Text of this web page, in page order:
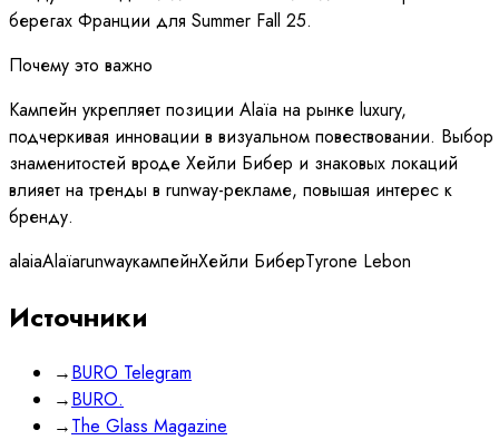
берегах Франции для Summer Fall 25.
Почему это важно
Кампейн укрепляет позиции Alaïa на рынке luxury,
подчеркивая инновации в визуальном повествовании. Выбор
знаменитостей вроде Хейли Бибер и знаковых локаций
влияет на тренды в runway-рекламе, повышая интерес к
бренду.
alaiaAlaïarunwayкампейнХейли БиберTyrone Lebon
Источники
→BURO Telegram
→BURO.
→The Glass Magazine